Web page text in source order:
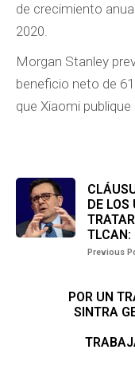
de crecimiento
2020.
Morgan Stanley
beneficio neto de
que Xiaomi
DE
TLCAN:
Previous
POR UN
SINTRA